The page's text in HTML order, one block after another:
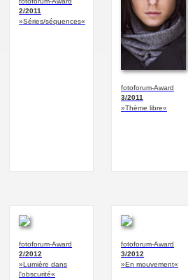
2/2011
»Séries/séquences«
fotoforum-Award
3/2011
»Thème libre«
fotoforum-Award
2/2012
»Lumière dans
l'obscurité«
fotoforum-Award
3/2012
»En mouvement«